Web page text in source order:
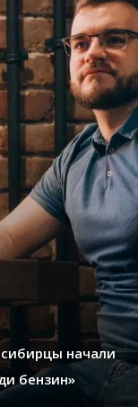
начали
бензин»